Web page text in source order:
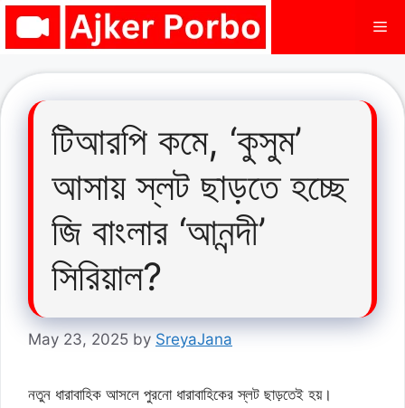
Skip
টিআরপি কমে, ‘কুসুম’
আসায় স্লট ছাড়তে হচ্ছে
জি বাংলার ‘আনন্দী’
সিরিয়াল?
May 23, 2025 by SreyaJana
নতুন ধারাবাহিক আসলে পুরনো ধারাবাহিকের স্লট ছাড়তেই হয়।